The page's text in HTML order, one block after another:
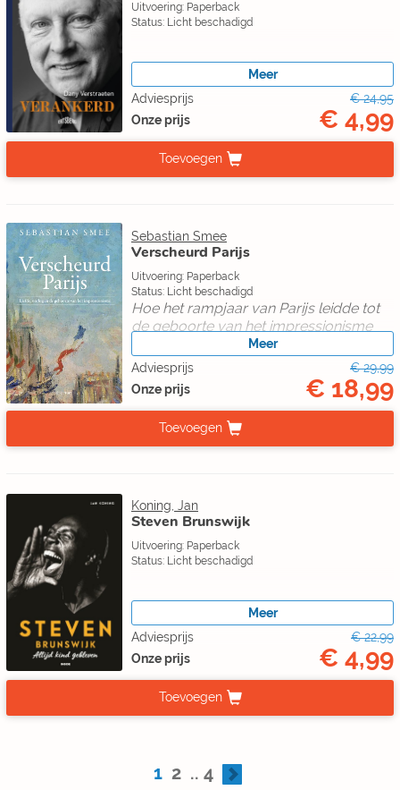
Uitvoering: Paperback
Status: Licht beschadigd
Meer
Adviesprijs
€ 24,95
Onze prijs
€ 4,99
Toevoegen
Sebastian Smee
Verscheurd Parijs
Uitvoering: Paperback
Status: Licht beschadigd
Hoe het rampjaar van Parijs leidde tot
de geboorte van het impressionisme
Meer
Adviesprijs
€ 29,99
Onze prijs
€ 18,99
Toevoegen
Koning, Jan
Steven Brunswijk
Uitvoering: Paperback
Status: Licht beschadigd
Meer
Adviesprijs
€ 22,99
Onze prijs
€ 4,99
Toevoegen
1 2 .. 4